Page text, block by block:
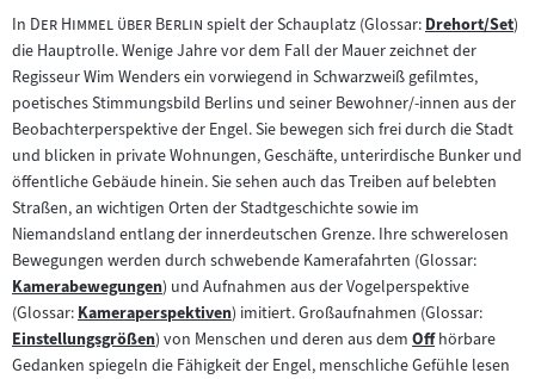
In "Der Himmel über Berlin "spielt der Schauplatz (Glossar:Zum
Inhalt:
Drehort/Set)
die Hauptrolle. Wenige Jahre vor dem Fall der Mauer zeichnet der
Regisseur Wim Wenders ein vorwiegend in Schwarzweiß gefilmtes,
poetisches Stimmungsbild Berlins und seiner Bewohner/-innen aus der
Beobachterperspektive der Engel. Sie bewegen sich frei durch die Stadt
und blicken in private Wohnungen, Geschäfte, unterirdische Bunker und
öffentliche Gebäude hinein. Sie sehen auch das Treiben auf belebten
Straßen, an wichtigen Orten der Stadtgeschichte sowie im
Niemandsland entlang der innerdeutschen Grenze. Ihre schwerelosen
Bewegungen werden durch schwebende Kamerafahrten (Glossar:
Zum
Inhalt:
Kamerabewegungen) und Aufnahmen aus der Vogelperspektive
(Glossar:Zum
Inhalt:
Kameraperspektiven) imitiert. Großaufnahmen (Glossar:
Zum
Einstellungsgrößen) von Menschen und deren aus dem Zum
Offhörbare
Gedanken spiegeln die Fähigkeit der Engel, menschliche Gefühle lesen